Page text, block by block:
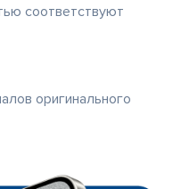
соответствуют
оригинального